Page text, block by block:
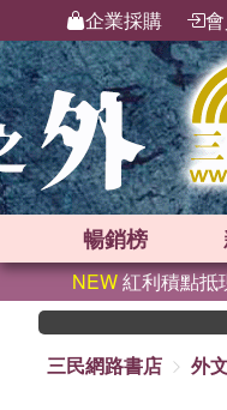
企業採購
暢銷榜
NEW紅利積點抵
三民網路書店
外